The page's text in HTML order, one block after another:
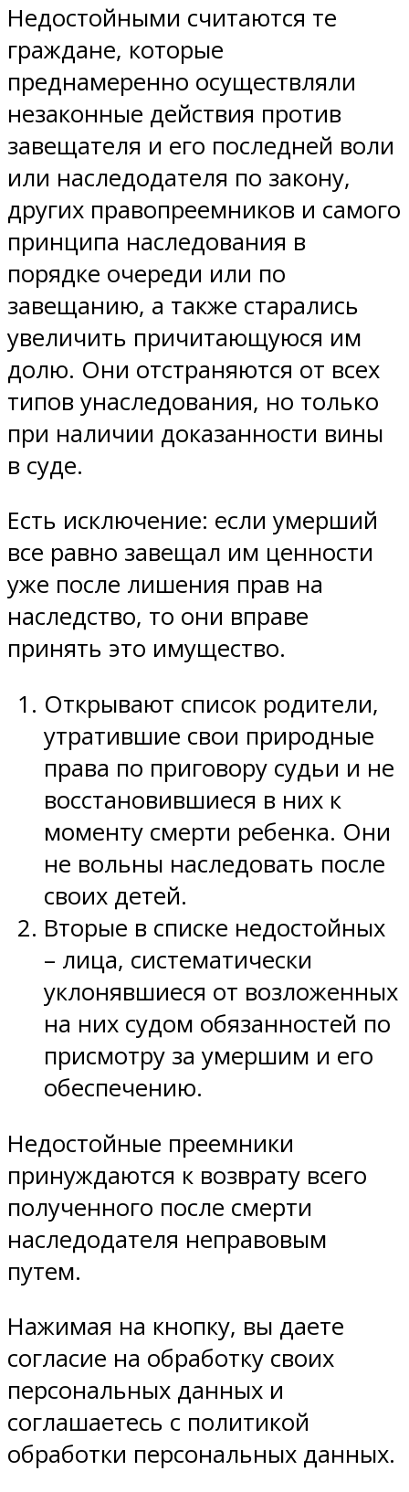
Недостойными считаются те
граждане, которые
преднамеренно осуществляли
незаконные действия против
завещателя и его последней воли
или наследодателя по закону,
других правопреемников и самого
принципа наследования в
порядке очереди или по
завещанию, а также старались
увеличить причитающуюся им
долю. Они отстраняются от всех
типов унаследования, но только
при наличии доказанности вины
в суде.
Есть исключение: если умерший
все равно завещал им ценности
уже после лишения прав на
наследство, то они вправе
принять это имущество.
Открывают список родители,
утратившие свои природные
права по приговору судьи и не
восстановившиеся в них к
моменту смерти ребенка. Они
не вольны наследовать после
своих детей.
Вторые в списке недостойных
– лица, систематически
уклонявшиеся от возложенных
на них судом обязанностей по
присмотру за умершим и его
обеспечению.
Недостойные преемники
принуждаются к возврату всего
полученного после смерти
наследодателя неправовым
путем.
Нажимая на кнопку, вы даете
согласие на обработку своих
персональных данных и
соглашаетесь с политикой
обработки персональных данных.